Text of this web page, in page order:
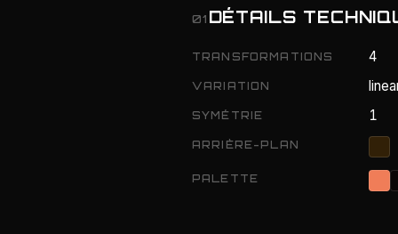
01 DÉTAILS
TRANSFORMATIONS 4
VARIATION
SYMÉTRIE 1
ARRIÈRE-PLAN
PALETTE